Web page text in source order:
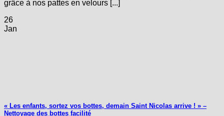
grâce à nos pattes en velours [...]
26
Jan
« Les enfants, sortez vos bottes, demain Saint Nicolas arrive ! » –
Nettoyage des bottes facilité